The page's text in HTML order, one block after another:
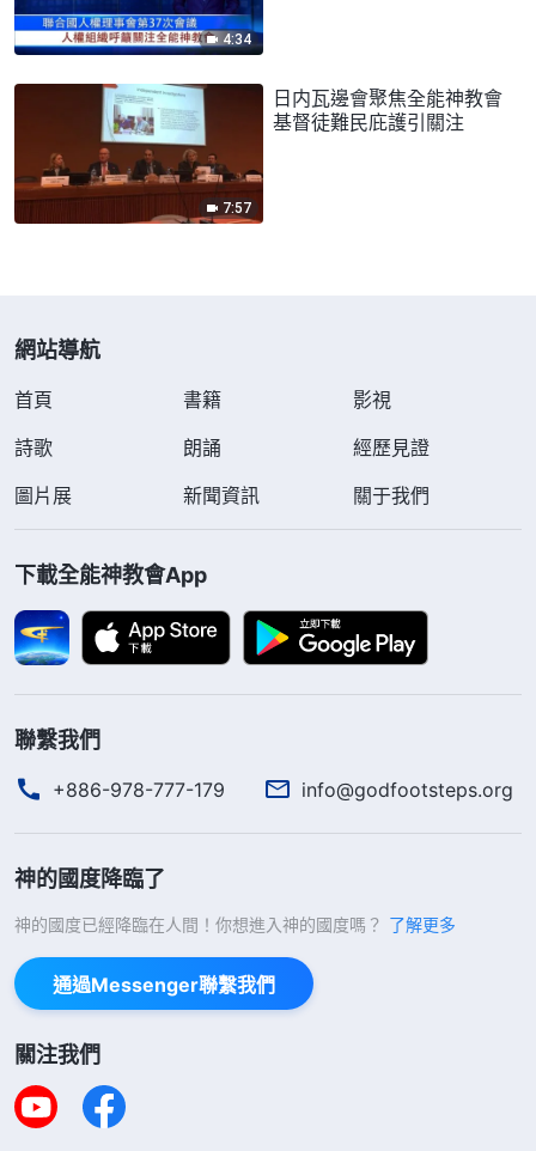
4:34
7:57
日内瓦邊會聚焦全能神教會
基督徒難民庇護引關注
網站導航
首頁 書籍
影視
詩歌
朗誦
經歷見證
圖片展
新聞資訊 關于我們
下載全能神教會App
聯繫我們
+886-978-777-179 info@godfootsteps.org
神的國度降臨了
神的國度已經降臨在人間！你想進入神的國度嗎？ 了解更多
通過Messenger聯繫我們
關注我們